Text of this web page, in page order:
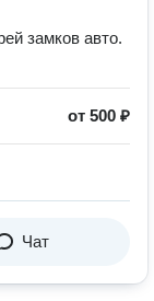
замков авто.
от 500 ₽
Чат